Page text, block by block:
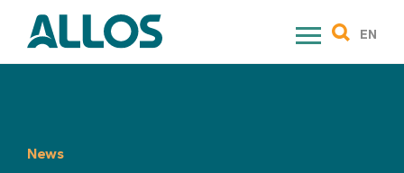
content
EN
News